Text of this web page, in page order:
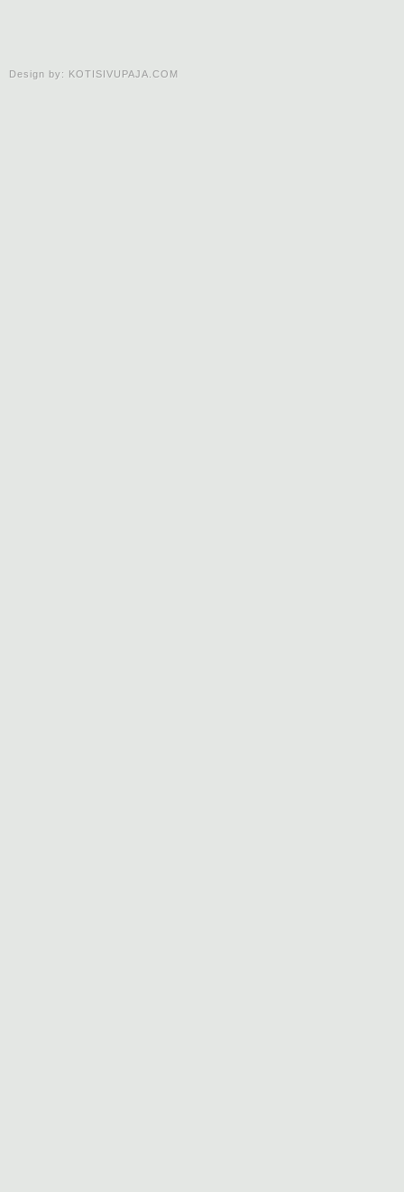
Design by: KOTISIVUPAJA.COM